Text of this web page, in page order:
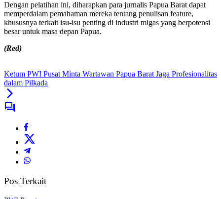
Dengan pelatihan ini, diharapkan para jurnalis Papua Barat dapat
memperdalam pemahaman mereka tentang penulisan feature,
khususnya terkait isu-isu penting di industri migas yang berpotensi
besar untuk masa depan Papua.
(Red)
Ketum PWI Pusat Minta Wartawan Papua Barat Jaga Profesionalitas
dalam Pilkada
Pos Terkait